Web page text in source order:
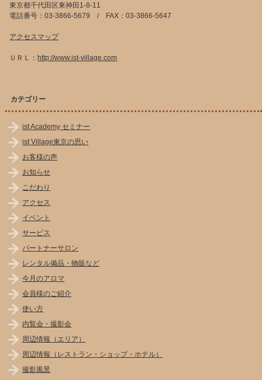
東京都千代田区東神田1-8-11
電話番号：03-3866-5679 / FAX：03-3866-5647
アクセスマップ
ＵＲＬ：http://www.ist-village.com
カテゴリー
ist Academy セミナー
ist Village東京の思い
お客様の声
お知らせ
こだわり
アクセス
イベント
サービス
パートナーサロン
レンタル備品・物販など
今月のアロマ
会員様のご紹介
使い方
内覧会・撮影会
周辺情報（エリア）
周辺情報（レストラン・ショップ・ホテル）
撮影風景